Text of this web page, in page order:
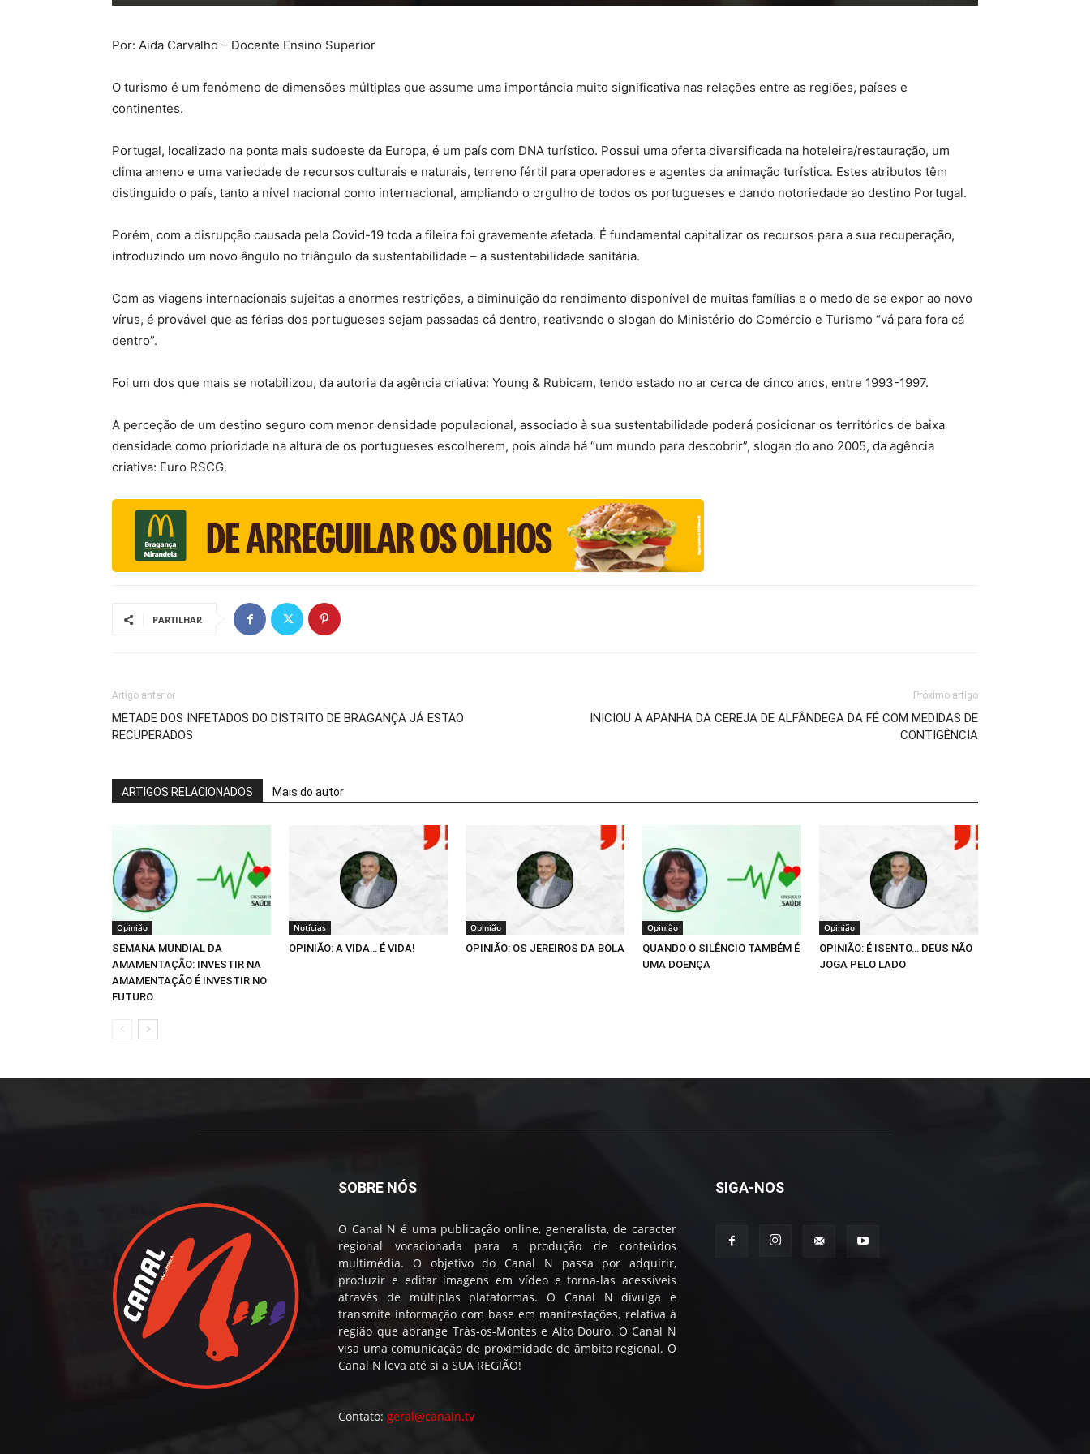
Por: Aida Carvalho – Docente Ensino Superior
O turismo é um fenómeno de dimensões múltiplas que assume uma importância muito significativa nas relações entre as regiões, países e
continentes.
Portugal, localizado na ponta mais sudoeste da Europa, é um país com DNA turístico. Possui uma oferta diversificada na hoteleira/restauração, um
clima ameno e uma variedade de recursos culturais e naturais, terreno fértil para operadores e agentes da animação turística. Estes atributos têm
distinguido o país, tanto a nível nacional como internacional, ampliando o orgulho de todos os portugueses e dando notoriedade ao destino Portugal.
Porém, com a disrupção causada pela Covid-19 toda a fileira foi gravemente afetada. É fundamental capitalizar os recursos para a sua recuperação,
introduzindo um novo ângulo no triângulo da sustentabilidade – a sustentabilidade sanitária.
Com as viagens internacionais sujeitas a enormes restrições, a diminuição do rendimento disponível de muitas famílias e o medo de se expor ao novo
vírus, é provável que as férias dos portugueses sejam passadas cá dentro, reativando o slogan do Ministério do Comércio e Turismo “vá para fora cá
dentro”.
Foi um dos que mais se notabilizou, da autoria da agência criativa: Young & Rubicam, tendo estado no ar cerca de cinco anos, entre 1993-1997.
A perceção de um destino seguro com menor densidade populacional, associado à sua sustentabilidade poderá posicionar os territórios de baixa
densidade como prioridade na altura de os portugueses escolherem, pois ainda há “um mundo para descobrir”, slogan do ano 2005, da agência
criativa: Euro RSCG.
PARTILHAR
Artigo anterior
METADE DOS INFETADOS DO DISTRITO DE BRAGANÇA JÁ ESTÃO
RECUPERADOS
Próximo artigo
INICIOU A APANHA DA CEREJA DE ALFÂNDEGA DA FÉ COM MEDIDAS DE
CONTIGÊNCIA
ARTIGOS RELACIONADOS Mais do autor
Opinião
SEMANA MUNDIAL DA
AMAMENTAÇÃO: INVESTIR NA
AMAMENTAÇÃO É INVESTIR NO
FUTURO
Notícias
OPINIÃO: A VIDA… É VIDA!
Opinião
OPINIÃO: OS JEREIROS DA BOLA
Opinião
QUANDO O SILÊNCIO TAMBÉM É
UMA DOENÇA
Opinião
OPINIÃO: É ISENTO… DEUS NÃO
JOGA PELO LADO
SOBRE NÓS
O Canal N é uma publicação online, generalista, de caracter
regional vocacionada para a produção de conteúdos
multimédia. O objetivo do Canal N passa por adquirir,
produzir e editar imagens em vídeo e torna-las acessíveis
através de múltiplas plataformas. O Canal N divulga e
transmite informação com base em manifestações, relativa à
região que abrange Trás-os-Montes e Alto Douro. O Canal N
visa uma comunicação de proximidade de âmbito regional. O
Canal N leva até si a SUA REGIÃO!
Contato: geral@canaln.tv
SIGA-NOS